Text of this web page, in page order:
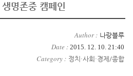
명존중 캠페인
Author : 나랑블루
Date : 2015. 12. 10. 21:40
Category : 정치·사회·경제/종합